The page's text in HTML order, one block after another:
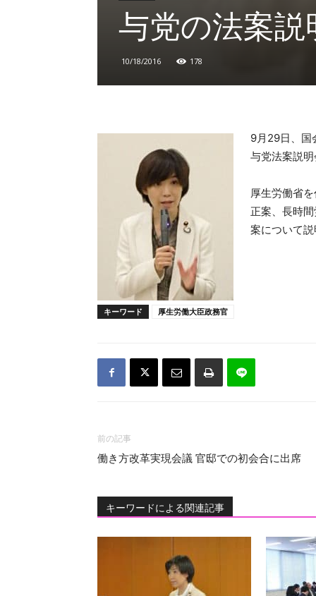
与党の法案
10/18/2016 178
9月29日、国
与党法案説
厚生労働省
正案、長時
案について
キーワード 厚生労働大臣政務官
前の記事
働き方改革実現会議 官邸での初会合に出席
キーワードによる関連記事